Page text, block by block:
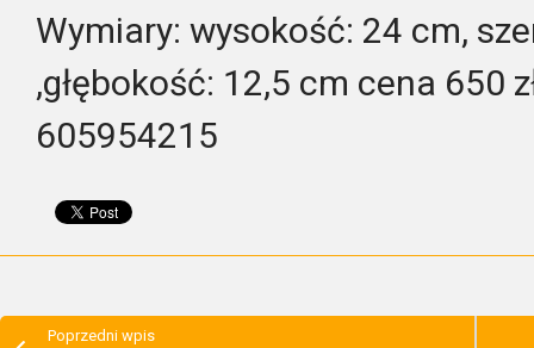
Wymiary: wysokość: 24 cm,
,głębokość: 12,5 cm cena 650
605954215
Poprzedni wpis